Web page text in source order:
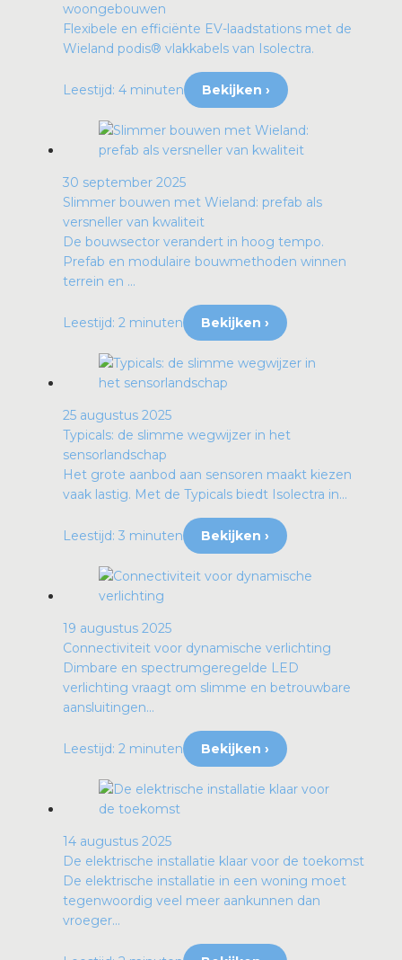
woongebouwen
Flexibele en efficiënte EV-laadstations met de
Wieland podis® vlakkabels van Isolectra.
Leestijd: 4 minuten Bekijken ›
30 september 2025
Slimmer bouwen met Wieland: prefab als
versneller van kwaliteit
De bouwsector verandert in hoog tempo.
Prefab en modulaire bouwmethoden winnen
terrein en ...
Leestijd: 2 minuten Bekijken ›
25 augustus 2025
Typicals: de slimme wegwijzer in het
sensorlandschap
Het grote aanbod aan sensoren maakt kiezen
vaak lastig. Met de Typicals biedt Isolectra in...
Leestijd: 3 minuten Bekijken ›
19 augustus 2025
Connectiviteit voor dynamische verlichting
Dimbare en spectrumgeregelde LED
verlichting vraagt om slimme en betrouwbare
aansluitingen...
Leestijd: 2 minuten Bekijken ›
14 augustus 2025
De elektrische installatie klaar voor de toekomst
De elektrische installatie in een woning moet
tegenwoordig veel meer aankunnen dan
vroeger...